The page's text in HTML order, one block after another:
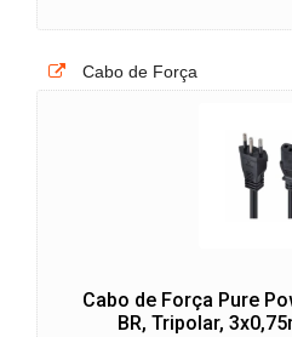
Cabo de Força
Cabo de Força Pure
BR, Tripolar,